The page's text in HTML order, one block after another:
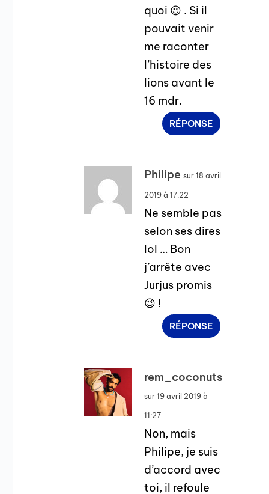
quoi 😉 . Si il
pouvait venir
me raconter
l’histoire des
lions avant le
16 mdr.
RÉPONSE
Philipe sur 18 avril
2019 à 17:22
Ne semble pas
selon ses dires
lol … Bon
j’arrête avec
Jurjus promis
😉 !
RÉPONSE
rem_coconuts
sur 19 avril 2019 à
11:27
Non, mais
Philipe, je suis
d’accord avec
toi, il refoule